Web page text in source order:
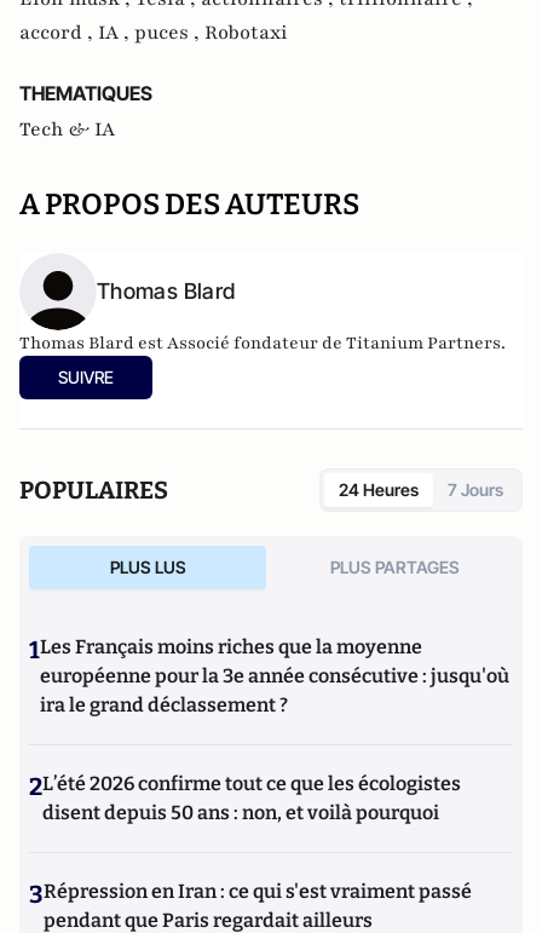
accord , IA , puces , Robotaxi
THEMATIQUES
Tech & IA
A PROPOS DES AUTEURS
Thomas Blard
Thomas Blard est Associé fondateur de Titanium Partners.
SUIVRE
POPULAIRES 24 Heures 7 Jours
PLUS LUS PLUS PARTAGES
1Les Français moins riches que la moyenne
européenne pour la 3e année consécutive : jusqu'où
ira le grand déclassement ?
2L’été 2026 confirme tout ce que les écologistes
disent depuis 50 ans : non, et voilà pourquoi
3Répression en Iran : ce qui s'est vraiment passé
pendant que Paris regardait ailleurs